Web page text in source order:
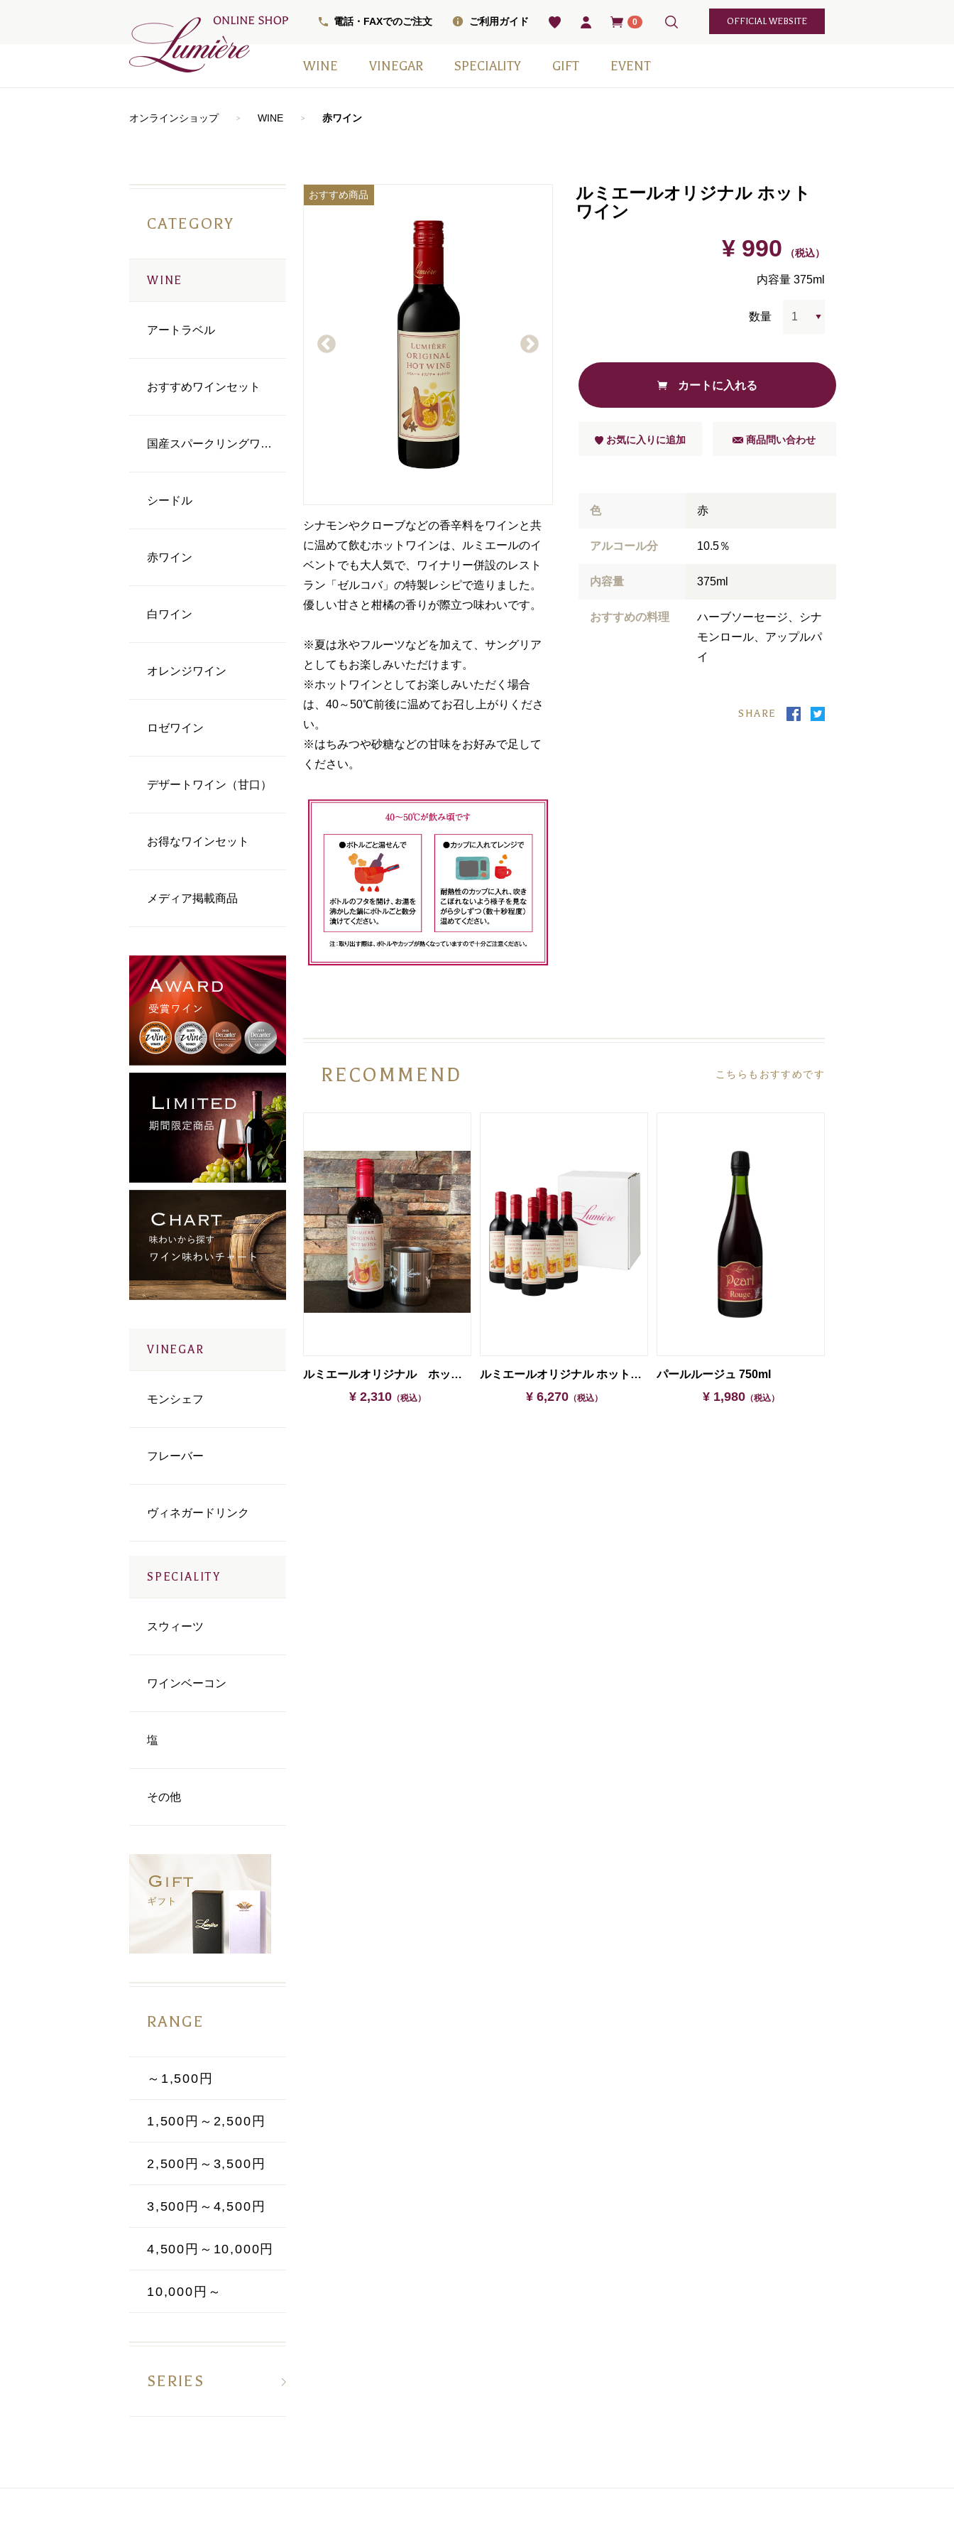
電話・FAXでのご注文 ご利用ガイド OFFICIAL WEBSITE
0
WINE VINEGAR SPECIALITY GIFT EVENT
オンラインショップ WINE ⾚ワイン
CATEGORY
WINE
アートラベル
おすすめワインセット
国産スパークリングワイン
シードル
⾚ワイン
⽩ワイン
オレンジワイン
ロゼワイン
デザートワイン（甘口）
お得なワインセット
メディア掲載商品
VINEGAR
モンシェフ
フレーバー
ヴィネガードリンク
SPECIALITY
スウィーツ
ワインベーコン
塩
その他
RANGE
～1,500円
1,500円～2,500円
2,500円～3,500円
3,500円～4,500円
4,500円～10,000円
10,000円～
SERIES
おすすめ商品
シナモンやクローブなどの香辛料をワインと共
に温めて飲むホットワインは、ルミエールのイ
ベントでも大人気で、ワイナリー併設のレスト
ラン「ゼルコバ」の特製レシピで造りました。
優しい甘さと柑橘の香りが際立つ味わいです。
※夏は氷やフルーツなどを加えて、サングリア
としてもお楽しみいただけます。
※ホットワインとしてお楽しみいただく場合
は、40～50℃前後に温めてお召し上がりくださ
い。
※はちみつや砂糖などの甘味をお好みで足して
ください。
ルミエールオリジナル ホット
ワイン
¥ 990 （税込）
内容量 375ml
数量
カートに入れる
お気に入りに追加 商品問い合わせ
色 赤
アルコール分 10.5％
内容量 375ml
おすすめの料理
ハーブソーセージ、シナ
モンロール、アップルパ
イ
SHARE
RECOMMEND こちらもおすすめです
ルミエールオリジナル ホットワイン＆サーモス真空断熱カップ
¥ 2,310（税込）
ルミエールオリジナル ホットワイン（6本セット）
¥ 6,270（税込）
パールルージュ 750ml
¥ 1,980（税込）